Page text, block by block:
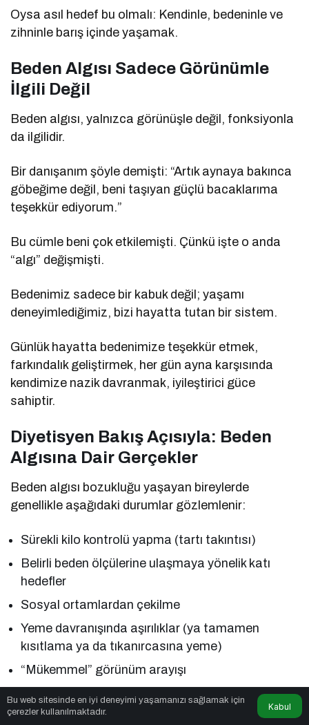
Oysa asıl hedef bu olmalı: Kendinle, bedeninle ve
zihninle barış içinde yaşamak.
Beden Algısı Sadece Görünümle
İlgili Değil
Beden algısı, yalnızca görünüşle değil, fonksiyonla
da ilgilidir.
Bir danışanım şöyle demişti: “Artık aynaya bakınca
göbeğime değil, beni taşıyan güçlü bacaklarıma
teşekkür ediyorum.”
Bu cümle beni çok etkilemişti. Çünkü işte o anda
“algı” değişmişti.
Bedenimiz sadece bir kabuk değil; yaşamı
deneyimlediğimiz, bizi hayatta tutan bir sistem.
Günlük hayatta bedenimize teşekkür etmek,
farkındalık geliştirmek, her gün ayna karşısında
kendimize nazik davranmak, iyileştirici güce
sahiptir.
Diyetisyen Bakış Açısıyla: Beden
Algısına Dair Gerçekler
Beden algısı bozukluğu yaşayan bireylerde
genellikle aşağıdaki durumlar gözlemlenir:
Sürekli kilo kontrolü yapma (tartı takıntısı)
Belirli beden ölçülerine ulaşmaya yönelik katı
hedefler
Sosyal ortamlardan çekilme
Yeme davranışında aşırılıklar (ya tamamen
kısıtlama ya da tıkanırcasına yeme)
“Mükemmel” görünüm arayışı
Bu noktada diyetisyen olarak benim rolüm yalnızca
bir beslenme planı hazırlamak değildir.
Bu web sitesinde en iyi deneyimi yaşamanızı sağlamak için
çerezler kullanılmaktadır.
Kabul